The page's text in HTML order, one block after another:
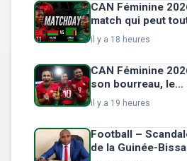
CAN Féminine
match qui peut
il y a 18 heures
CAN Féminine
son bourreau, le...
il y a 19 heures
Football –
de la Guinée-